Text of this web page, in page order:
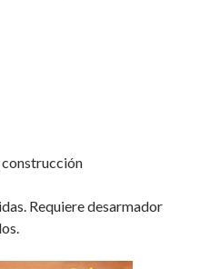
Requiere desarmador